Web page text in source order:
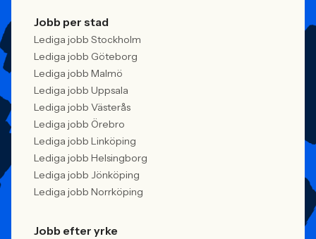
Jobb per stad
Lediga jobb Stockholm
Lediga jobb Göteborg
Lediga jobb Malmö
Lediga jobb Uppsala
Lediga jobb Västerås
Lediga jobb Örebro
Lediga jobb Linköping
Lediga jobb Helsingborg
Lediga jobb Jönköping
Lediga jobb Norrköping
Jobb efter yrke